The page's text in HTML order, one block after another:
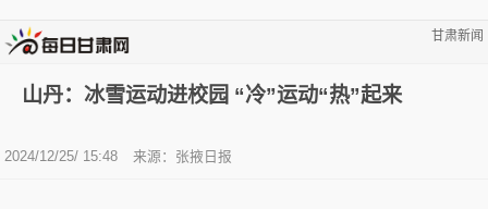
甘肃新闻
山丹：冰雪运动进校园 “冷”运动“热”起来
2024/12/25/ 15:48 来源：张掖日报